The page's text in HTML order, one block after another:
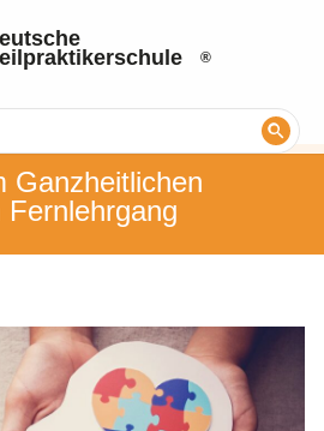
Ganzheitlichen